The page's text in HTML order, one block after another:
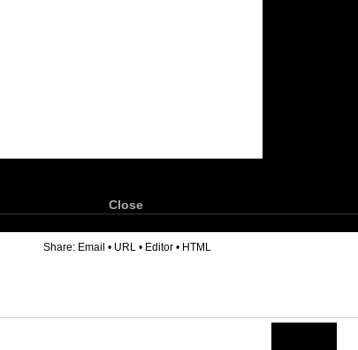
Close
Share: Email • URL • Editor • HTML